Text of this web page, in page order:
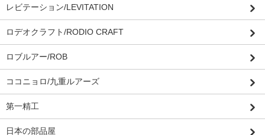
レビテーション/LEVITATION
ロデオクラフト/RODIO CRAFT
ロブルアー/ROB
ココニョロ/九重ルアーズ
第一精工
日本の部品屋